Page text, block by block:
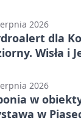
2026
dla
Wisła i
2026
w
w